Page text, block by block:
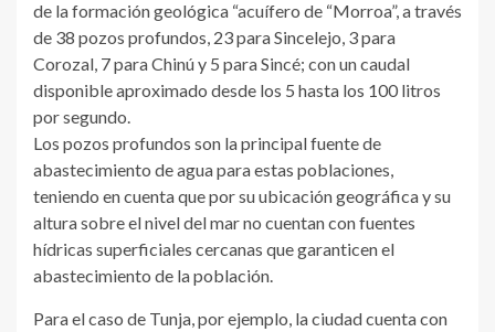
de la formación geológica “acuífero de “Morroa”, a través
de 38 pozos profundos, 23 para Sincelejo, 3 para
Corozal, 7 para Chinú y 5 para Sincé; con un caudal
disponible aproximado desde los 5 hasta los 100 litros
por segundo.
Los pozos profundos son la principal fuente de
abastecimiento de agua para estas poblaciones,
teniendo en cuenta que por su ubicación geográfica y su
altura sobre el nivel del mar no cuentan con fuentes
hídricas superficiales cercanas que garanticen el
abastecimiento de la población.
Para el caso de Tunja, por ejemplo, la ciudad cuenta con